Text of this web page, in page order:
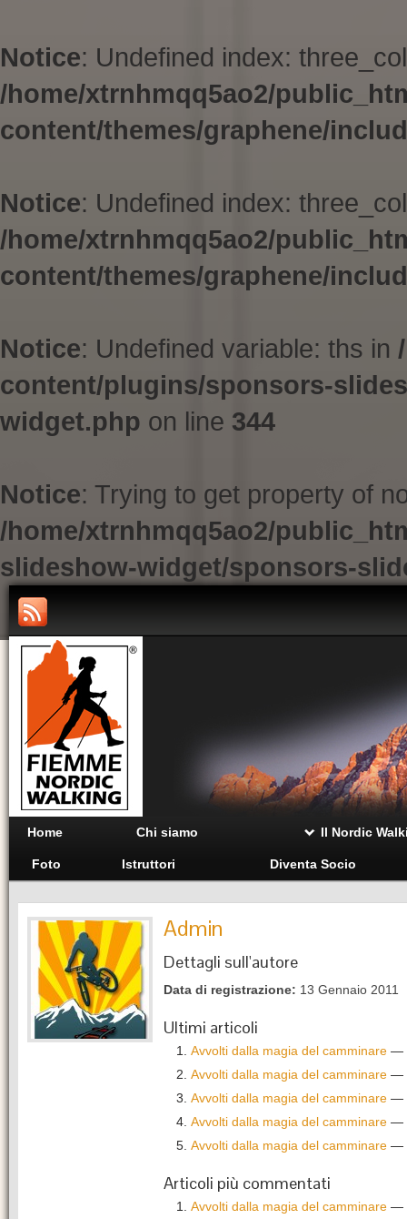
Notice: Undefined index:
/home/xtrnhmqq5ao2/
content/themes/graphene/
Notice: Undefined index:
/home/xtrnhmqq5ao2/
content/themes/graphene/
Notice: Undefined variable: ths in
content/plugins/sponsors-
widget.php on line 344
Notice: Trying to get property of
/home/xtrnhmqq5ao2/
slideshow-widget/sponsors-
Home Chi siamo Il Nordic
Foto Istruttori Diventa Socio
Admin
Dettagli sull'autore
Data di registrazione: 13 Gennaio 2011
Ultimi articoli
Avvolti dalla magia del camminare —
Avvolti dalla magia del camminare —
Avvolti dalla magia del camminare —
Avvolti dalla magia del camminare —
Avvolti dalla magia del camminare —
Articoli più commentati
Avvolti dalla magia del camminare —